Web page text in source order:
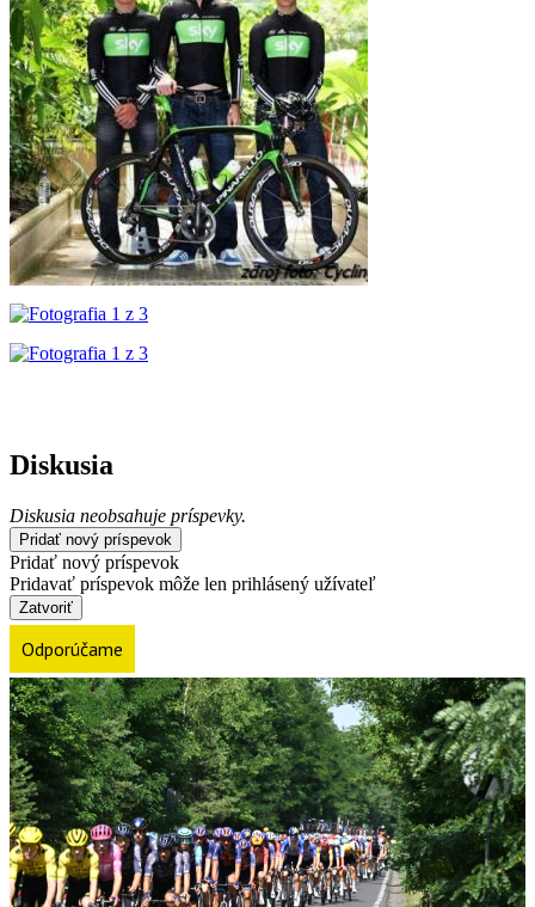
Diskusia
Diskusia neobsahuje príspevky.
Pridať nový príspevok
Pridať nový príspevok
Pridavať príspevok môže len prihlásený užívateľ
Zatvoriť
Odporúčame